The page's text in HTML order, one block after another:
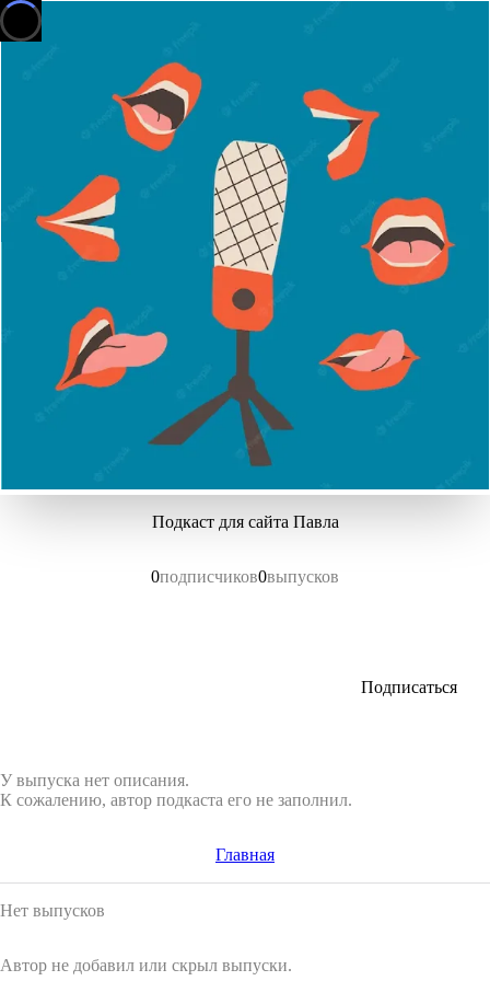
Подкаст для сайта Павла
0подписчиков0выпусков
Подписаться
У выпуска нет описания.
К сожалению, автор подкаста его не заполнил.
Главная
Нет выпусков
Автор не добавил или скрыл выпуски.